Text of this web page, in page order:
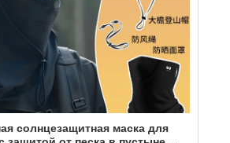
солнцезащитная маска для